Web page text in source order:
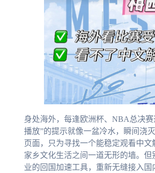
身处海外，每逢欧洲杯、NBA总决
播放”的提示就像一盆冷水，瞬间浇
页面，只为寻找一个能稳定观看中
家乡文化生活之间一道无形的墙。
业的回国加速工具，重新无缝接入